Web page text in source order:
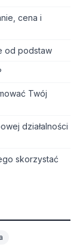
cena i
od podstaw
Twój
działalności
skorzystać